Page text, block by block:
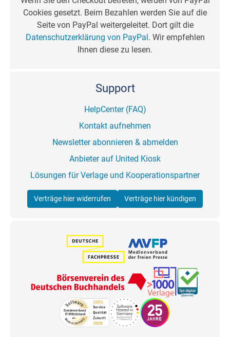
Cookies gesetzt. Beim Bezahlen werden Sie auf die
Seite von PayPal weitergeleitet. Dort gilt die
Datenschutzerklärung von PayPal. Wir empfehlen
Ihnen diese zu lesen.
Support
HelpCenter (FAQ)
Kontakt aufnehmen
Newsletter abonnieren & abmelden
Anbieter auf United Kiosk
Lösungen für Verlage und Kooperationspartner
Verträge hier widerrufen Verträge hier kündigen